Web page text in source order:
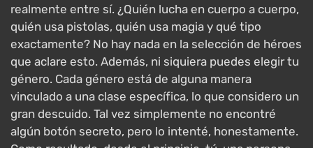
realmente entre sí. ¿Quién lucha en cuerpo a cuerpo,
quién usa pistolas, quién usa magia y qué tipo
exactamente? No hay nada en la selección de héroes
que aclare esto. Además, ni siquiera puedes elegir tu
género. Cada género está de alguna manera
vinculado a una clase específica, lo que considero un
gran descuido. Tal vez simplemente no encontré
algún botón secreto, pero lo intenté, honestamente.